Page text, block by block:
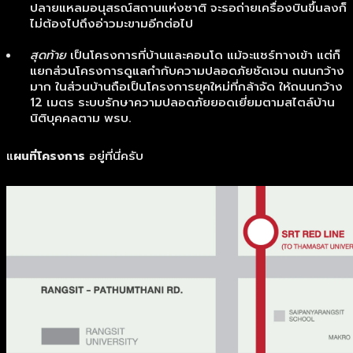
ปลายแหลมอนุสรณ์สถานแห่งชาติ จะรอถ่ายเครื่องบินขึ้นลงก็
ไม่ต้องไปถึงอ่าวมะขามอีกต่อไป
สุดท้ายเป็นโครงการที่บ้านและคอนโด แม้จะแชร์ทางเข้า แต่ก็
แยกส่วนโครงการดูแลกำกับความปลอดภัยชัดเจน ถนนกว้าง
มาก ในส่วนบ้านถือเป็นโครงการยุคใหม่ที่กล้าจัด ให้ถนนกว้าง
12 เมตร ระบบรักษาความปลอดภัยยอดเยี่ยมตามสไตล์บ้าน
นิติบุคคลตาม พรบ.
แผนที่โครงการ อยู่ที่นี่ครับ